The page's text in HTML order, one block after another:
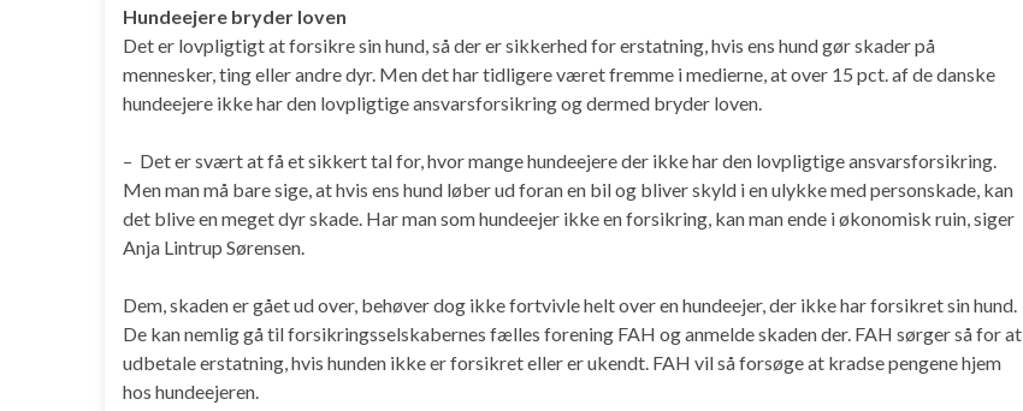
Hundeejere bryder loven
Det er lovpligtigt at forsikre sin hund, så der er sikkerhed for erstatning, hvis ens hund gør skader på
mennesker, ting eller andre dyr. Men det har tidligere været fremme i medierne, at over 15 pct. af de danske
hundeejere ikke har den lovpligtige ansvarsforsikring og dermed bryder loven.
– Det er svært at få et sikkert tal for, hvor mange hundeejere der ikke har den lovpligtige ansvarsforsikring.
Men man må bare sige, at hvis ens hund løber ud foran en bil og bliver skyld i en ulykke med personskade, kan
det blive en meget dyr skade. Har man som hundeejer ikke en forsikring, kan man ende i økonomisk ruin, siger
Anja Lintrup Sørensen.
Dem, skaden er gået ud over, behøver dog ikke fortvivle helt over en hundeejer, der ikke har forsikret sin hund.
De kan nemlig gå til forsikringsselskabernes fælles forening FAH og anmelde skaden der. FAH sørger så for at
udbetale erstatning, hvis hunden ikke er forsikret eller er ukendt. FAH vil så forsøge at kradse pengene hjem
hos hundeejeren.